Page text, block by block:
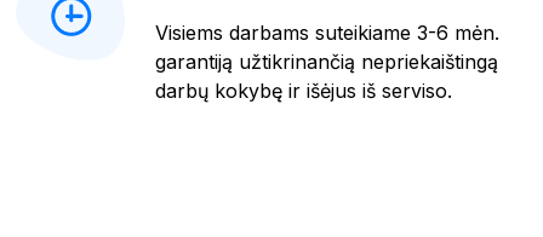
Visiems darbams suteikiame 3-6 mėn.
garantiją užtikrinančią nepriekaištingą
darbų kokybę ir išėjus iš serviso.